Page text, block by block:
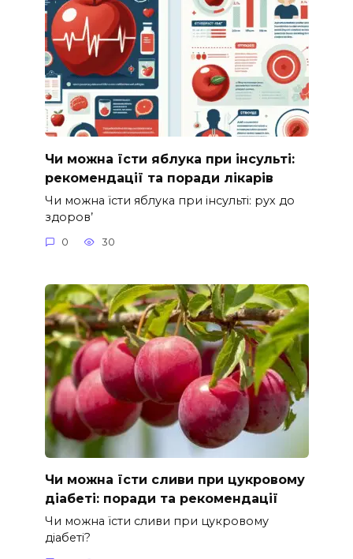
Чи можна їсти яблука при інсульті:
рекомендації та поради лікарів
Чи можна їсти яблука при інсульті: рух до
здоров’
0 30
Чи можна їсти сливи при цукровому
діабеті: поради та рекомендації
Чи можна їсти сливи при цукровому
діабеті?